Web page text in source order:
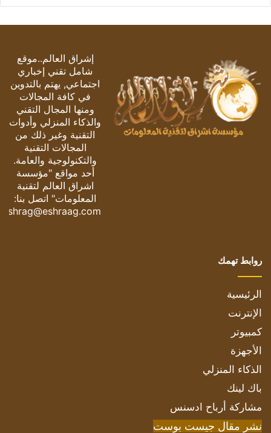
إشراق العالم..موقع
شامل تقني إخباري
اجتماعي, يهتم بالتدوين
في كافة المجالات
ومنها المجال التقني
والذكاء المنزلي وأدوات
التقنية وغير ذلك من
المجالات التقنية
والتكنولوجية والعامة.
أحد مواقع "مؤسسة
اشراق العالم لتقنية
المعلومات" اتصل بنا:
eshrag@eshraag.com
روابط تهمك
الرئيسية
الإنترنت
كمبيوتر
الأجهزة
الذكاء المنزلي
باك لينك
مشاركة أرباح ادسنس
نشر مقال جيست بوست